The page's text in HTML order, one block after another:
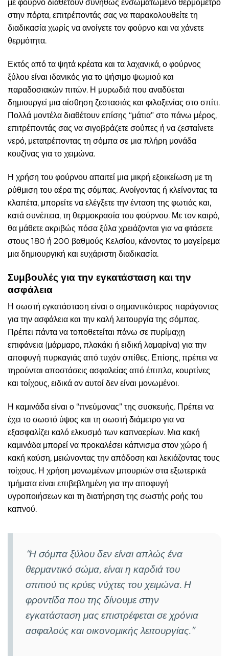
με φούρνο διαθέτουν συνήθως ενσωματωμένο θερμόμετρο
στην πόρτα, επιτρέποντάς σας να παρακολουθείτε τη
διαδικασία χωρίς να ανοίγετε τον φούρνο και να χάνετε
θερμότητα.
Εκτός από τα ψητά κρέατα και τα λαχανικά, ο φούρνος
ξύλου είναι ιδανικός για το ψήσιμο ψωμιού και
παραδοσιακών πιτών. Η μυρωδιά που αναδύεται
δημιουργεί μια αίσθηση ζεστασιάς και φιλοξενίας στο σπίτι.
Πολλά μοντέλα διαθέτουν επίσης “μάτια” στο πάνω μέρος,
επιτρέποντάς σας να σιγοβράζετε σούπες ή να ζεσταίνετε
νερό, μετατρέποντας τη σόμπα σε μια πλήρη μονάδα
κουζίνας για το χειμώνα.
Η χρήση του φούρνου απαιτεί μια μικρή εξοικείωση με τη
ρύθμιση του αέρα της σόμπας. Ανοίγοντας ή κλείνοντας τα
κλαπέτα, μπορείτε να ελέγξετε την ένταση της φωτιάς και,
κατά συνέπεια, τη θερμοκρασία του φούρνου. Με τον καιρό,
θα μάθετε ακριβώς πόσα ξύλα χρειάζονται για να φτάσετε
στους 180 ή 200 βαθμούς Κελσίου, κάνοντας το μαγείρεμα
μια δημιουργική και ευχάριστη διαδικασία.
Συμβουλές για την εγκατάσταση και την
ασφάλεια
Η σωστή εγκατάσταση είναι ο σημαντικότερος παράγοντας
για την ασφάλεια και την καλή λειτουργία της σόμπας.
Πρέπει πάντα να τοποθετείται πάνω σε πυρίμαχη
επιφάνεια (μάρμαρο, πλακάκι ή ειδική λαμαρίνα) για την
αποφυγή πυρκαγιάς από τυχόν σπίθες. Επίσης, πρέπει να
τηρούνται αποστάσεις ασφαλείας από έπιπλα, κουρτίνες
και τοίχους, ειδικά αν αυτοί δεν είναι μονωμένοι.
Η καμινάδα είναι ο “πνεύμονας” της συσκευής. Πρέπει να
έχει το σωστό ύψος και τη σωστή διάμετρο για να
εξασφαλίζει καλό ελκυσμό των καπναερίων. Μια κακή
καμινάδα μπορεί να προκαλέσει κάπνισμα στον χώρο ή
κακή καύση, μειώνοντας την απόδοση και λεκιάζοντας τους
τοίχους. Η χρήση μονωμένων μπουριών στα εξωτερικά
τμήματα είναι επιβεβλημένη για την αποφυγή
υγροποιήσεων και τη διατήρηση της σωστής ροής του
καπνού.
“Η σόμπα ξύλου δεν είναι απλώς ένα
θερμαντικό σώμα, είναι η καρδιά του
σπιτιού τις κρύες νύχτες του χειμώνα. Η
φροντίδα που της δίνουμε στην
εγκατάσταση μας επιστρέφεται σε χρόνια
ασφαλούς και οικονομικής λειτουργίας.”